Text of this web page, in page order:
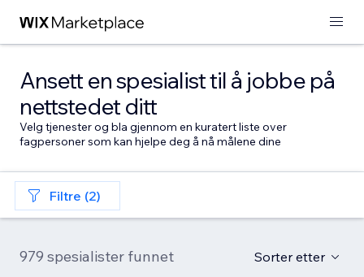
Ansett en spesialist til å jobbe på
nettstedet ditt
Velg tjenester og bla gjennom en kuratert liste over
fagpersoner som kan hjelpe deg å nå målene dine
Filtre (2)
979 spesialister funnet Sorter etter